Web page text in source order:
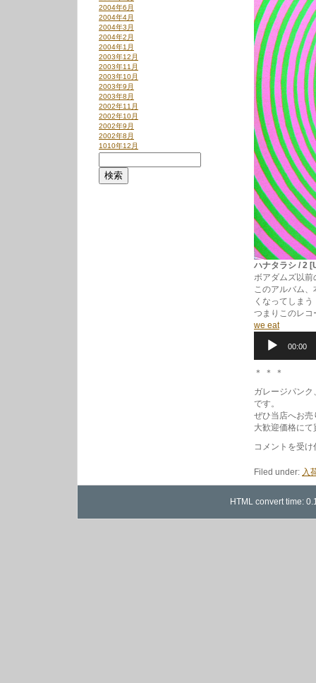
ハナタラシ / 2
ボアダムズ以前
このアルバム
くなってしまう
つまりこのレコ
we eat
ヤ
ー
00:00
＊ ＊ ＊
ガレージパン
です。
ぜひ当店へお売
大歓迎価格に
ロ
ン
ロ
ル
コメントを受
Filed under: 入
2004年6月
2004年4月
2004年3月
2004年2月
2004年1月
2003年12月
2003年11月
2003年10月
2003年9月
2003年8月
2002年11月
2002年10月
2002年9月
2002年8月
1010年12月
HTML convert time: